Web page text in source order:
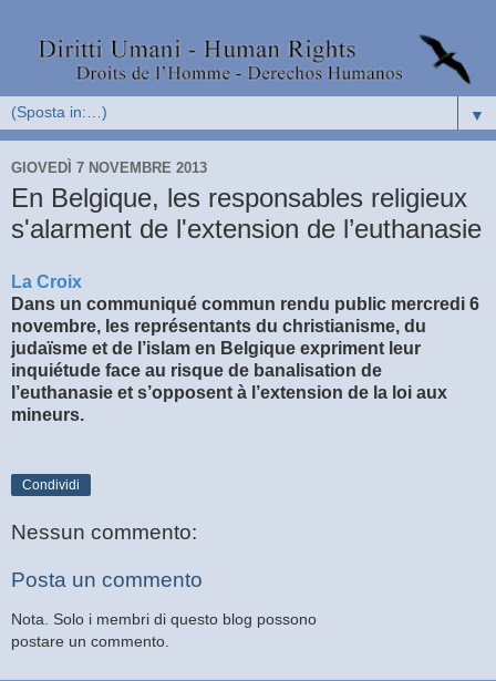
▼
GIOVEDÌ 7 NOVEMBRE 2013
En Belgique, les responsables religieux
s'alarment de l'extension de l’euthanasie
La Croix
Dans un communiqué commun rendu public mercredi 6
novembre, les représentants du christianisme, du
judaïsme et de l’islam en Belgique expriment leur
inquiétude face au risque de banalisation de
l’euthanasie et s’opposent à l’extension de la loi aux
mineurs.
Condividi
Nessun commento:
Posta un commento
Nota. Solo i membri di questo blog possono
postare un commento.